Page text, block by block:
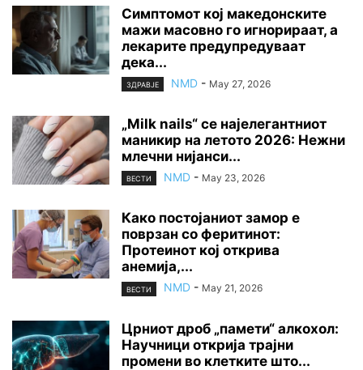
Симптомот кој македонските
мажи масовно го игнорираат, а
лекарите предупредуваат
дека...
ЗДРАВЈЕ NMD - May 27, 2026
„Milk nails“ се најелегантниот
маникир на летото 2026: Нежни
млечни нијанси...
ВЕСТИ NMD - May 23, 2026
Како постојаниот замор е
поврзан со феритинот:
Протеинот кој открива
анемија,...
ВЕСТИ NMD - May 21, 2026
Црниот дроб „памети“ алкохол:
Научници открија трајни
промени во клетките што...